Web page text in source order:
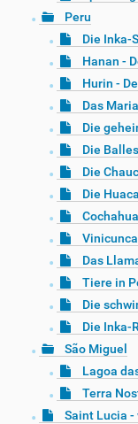
Peru
Die Inka-
Hanan -
Hurin -
Das
Die
Die
Die
Die
Das
Tiere in
Die
Die Inka-
São Miguel
Lagoa
Terra
Saint Lucia -